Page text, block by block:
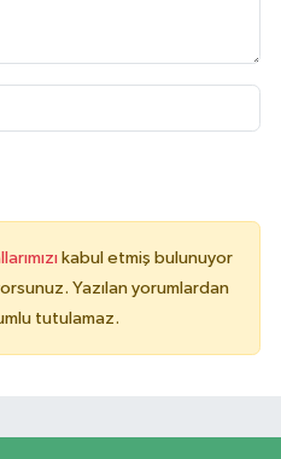
kabul etmiş bulunuyor
Yazılan yorumlardan
tutulamaz.